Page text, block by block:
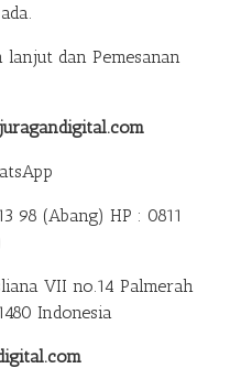
dan Pemesanan
98 (Abang) HP : 0811
VII no.14 Palmerah
Indonesia